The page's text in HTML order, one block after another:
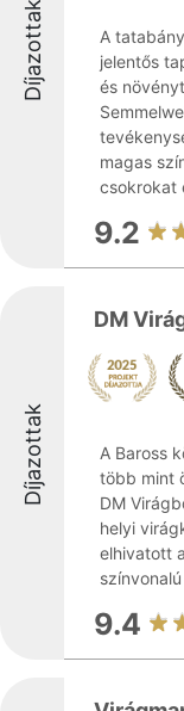
Díjazottak
A
jelentős
és
magas
csokrokat
9.2
Díjazottak
DM
A Baross
több mint
DM
helyi
elhivatott
9.4